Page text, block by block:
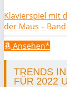
Klavierspiel mit
der Maus –
Ansehen*
TRENDS
FÜR 2022